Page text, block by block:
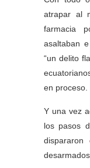
atrapar al
farmacia
asaltaban
“un delito
en proceso.
Y una vez
los pasos